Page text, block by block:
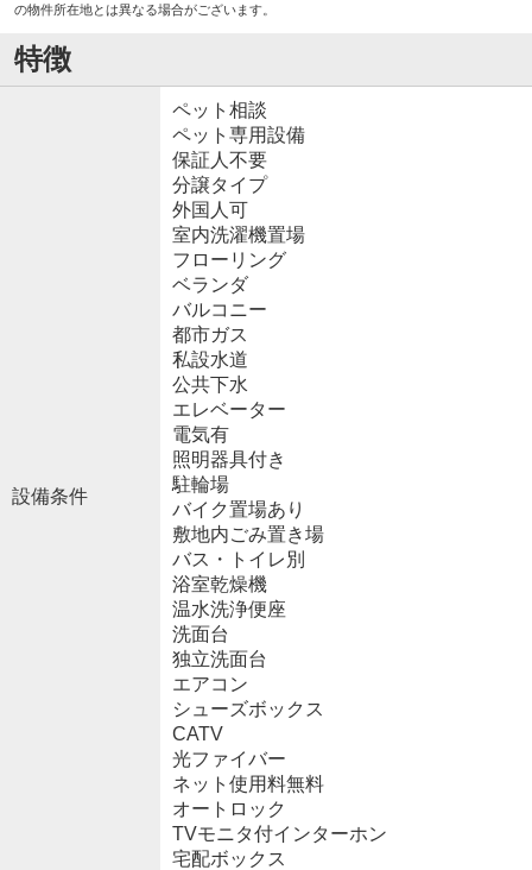
の物件所在地とは異なる場合がございます。
特徴
設備条件
ペット相談
ペット専用設備
保証人不要
分譲タイプ
外国人可
室内洗濯機置場
フローリング
ベランダ
バルコニー
都市ガス
私設水道
公共下水
エレベーター
電気有
照明器具付き
駐輪場
バイク置場あり
敷地内ごみ置き場
バス・トイレ別
浴室乾燥機
温水洗浄便座
洗面台
独立洗面台
エアコン
シューズボックス
CATV
光ファイバー
ネット使用料無料
オートロック
TVモニタ付インターホン
宅配ボックス